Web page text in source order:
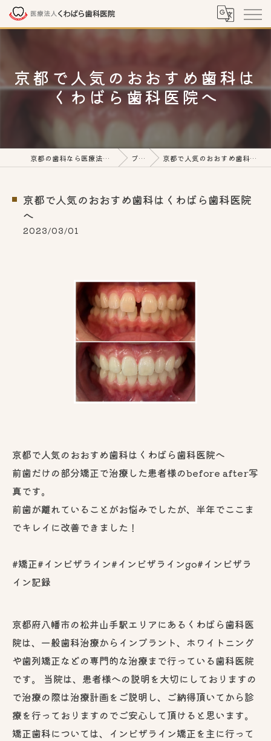
京都で人気のおおすめ歯科は
くわばら歯科医院へ
京都の歯科なら医療法人くわばら歯科医院 ブログ 京都で人気のおおすめ歯科はくわばら歯科医院へ
京都で人気のおおすめ歯科はくわばら歯科医院
へ
2023/03/01
京都で人気のおおすめ歯科はくわばら歯科医院へ
前歯だけの部分矯正で治療した患者様のbefore after写
真です。
前歯が離れていることがお悩みでしたが、半年でここま
でキレイに改善できました！
#矯正#インビザライン#インビザラインgo#インビザラ
イン記録
京都府八幡市の松井山手駅エリアにあるくわばら歯科医
院は、一般歯科治療からインプラント、ホワイトニング
や歯列矯正などの専門的な治療まで行っている歯科医院
です。 当院は、患者様への説明を大切にしておりますの
で治療の際は治療計画をご説明し、ご納得頂いてから診
療を行っておりますのでご安心して頂けると思います。
矯正歯科については、インビザライン矯正を主に行って